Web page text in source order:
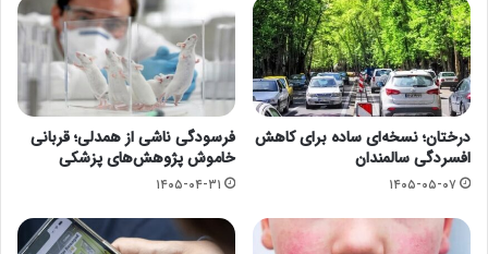
درختان؛ نسخه‌ای ساده برای کاهش
افسردگی سالمندان
۱۴۰۵-۰۵-۰۷
فرسودگی ناشی از همدلی؛ قربانی
خاموش پژوهش‌های پزشکی
۱۴۰۵-۰۴-۳۱